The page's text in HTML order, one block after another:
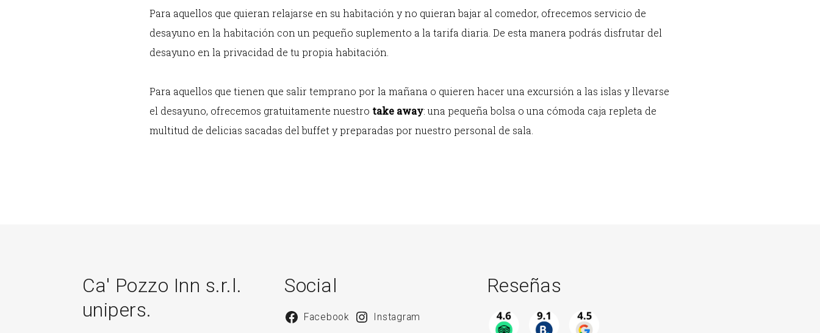
Para aquellos que quieran relajarse en su habitación y no quieran bajar al comedor, ofrecemos servicio de
desayuno en la habitación con un pequeño suplemento a la tarifa diaria. De esta manera podrás disfrutar del
desayuno en la privacidad de tu propia habitación.
Para aquellos que tienen que salir temprano por la mañana o quieren hacer una excursión a las islas y llevarse
el desayuno, ofrecemos gratuitamente nuestro take away: una pequeña bolsa o una cómoda caja repleta de
multitud de delicias sacadas del buffet y preparadas por nuestro personal de sala.
Ca' Pozzo Inn s.r.l.
unipers.
Social
Facebook Instagram
Reseñas